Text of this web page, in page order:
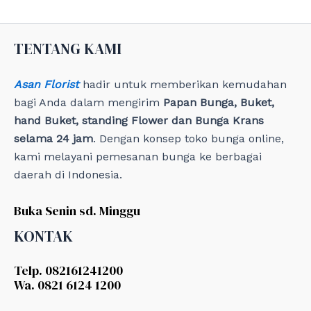
i
s
TENTANG KAMI
Asan Floristhadir untuk memberikan kemudahan
bagi Anda dalam mengirim Papan Bunga, Buket,
hand Buket, standing Flower dan Bunga Krans
selama 24 jam. Dengan konsep toko bunga online,
kami melayani pemesanan bunga ke berbagai
daerah di Indonesia.
Buka Senin sd. Minggu
KONTAK
Telp. 082161241200
Wa. 0821 6124 1200